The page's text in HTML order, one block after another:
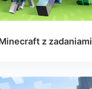
z zadaniami